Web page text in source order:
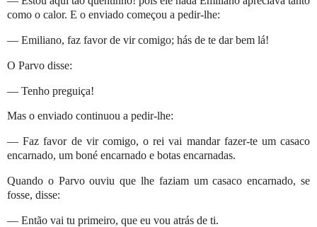
como o calor. E o enviado começou a pedir-lhe:
— Emiliano, faz favor de vir comigo; hás de te dar bem lá!
O Parvo disse:
— Tenho preguiça!
Mas o enviado continuou a pedir-lhe:
— Faz favor de vir comigo, o rei vai mandar fazer-te um casaco
encarnado, um boné encarnado e botas encarnadas.
Quando o Parvo ouviu que lhe faziam um casaco encarnado, se
fosse, disse:
— Então vai tu primeiro, que eu vou atrás de ti.